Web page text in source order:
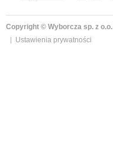
Copyright © Wyborcza sp. z o.o.
Ustawienia prywatności